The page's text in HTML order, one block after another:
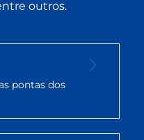
outros.
pontas dos